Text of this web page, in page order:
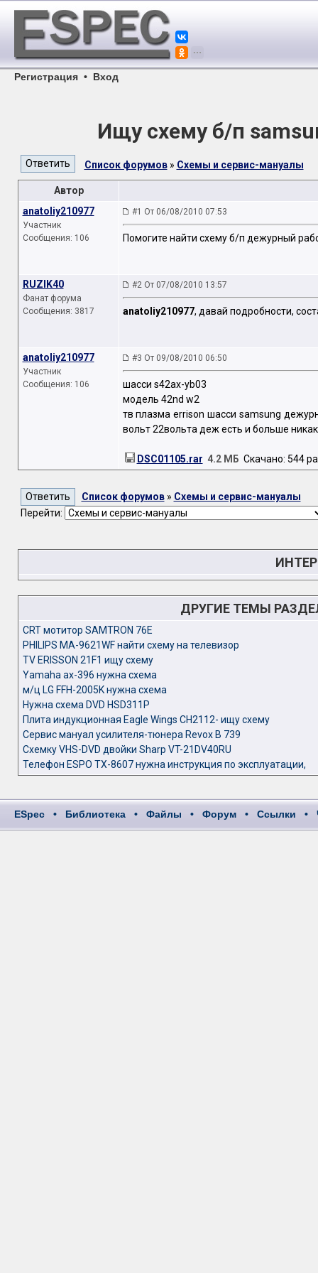
Регистрация • Вход
Ищу схему б/п
Список форумов» Схемы и сервис-мануалы
Автор
anatoliy210977
Участник
Сообщения: 106
#1 От 06/08/2010 07:53
Помогите найти схему б/п дежурный
RUZIK40
Фанат форума
Сообщения: 3817
#2 От 07/08/2010 13:57
anatoliy210977, давай подробности,
anatoliy210977
Участник
Сообщения: 106
#3 От 09/08/2010 06:50
шасси s42ax-yb03
модель 42nd w2
тв плазма errison шасси samsung
вольт 22вольта деж есть и больше
DSC01105.rar 4.2 МБ Скачано: 544
Список форумов» Схемы и сервис-мануалы
Перейти:
ДРУГИЕ ТЕМЫ
CRT мотитор SAMTRON 76E
PHILIPS MA-9621WF найти схему на телевизор
TV ERISSON 21F1 ищу схему
Yamaha ax-396 нужна схема
м/ц LG FFH-2005K нужна схема
Нужна схема DVD HSD311P
Плита индукционная Eagle Wings CH2112- ищу схему
Сервис мануал усилителя-тюнера Revox B 739
Схемку VHS-DVD двойки Sharp VT-21DV40RU
Телефон ESPO TX-8607 нужна инструкция по эксплуатации,
ESpec • Библиотека • Файлы • Форум • Ссылки •